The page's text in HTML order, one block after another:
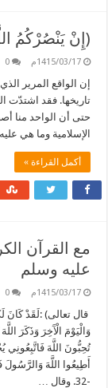
(إِنْ يَنْصُرْكُمُ
1415/03/17م 0
إن الواقع المرير
تاريخها. فقد اشتدّت
حتى أن الواحد منا
الإسلامية وما هي
أكمل القراءة »
مع القرآن
عليه وسلم
1415/03/17م 0
قال تعالى) :لَقَدْ
تُحِبُّونَ اللَّهَ فَاتَّبِعُونِي
-32. وقال …